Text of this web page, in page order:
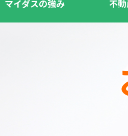
マイダスの強み 不